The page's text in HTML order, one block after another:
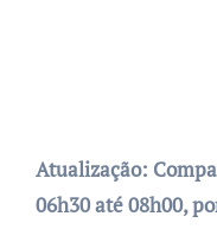
Atualização: Comparecer , Quarta dia 16/03/2022
06h30 até 08h00,